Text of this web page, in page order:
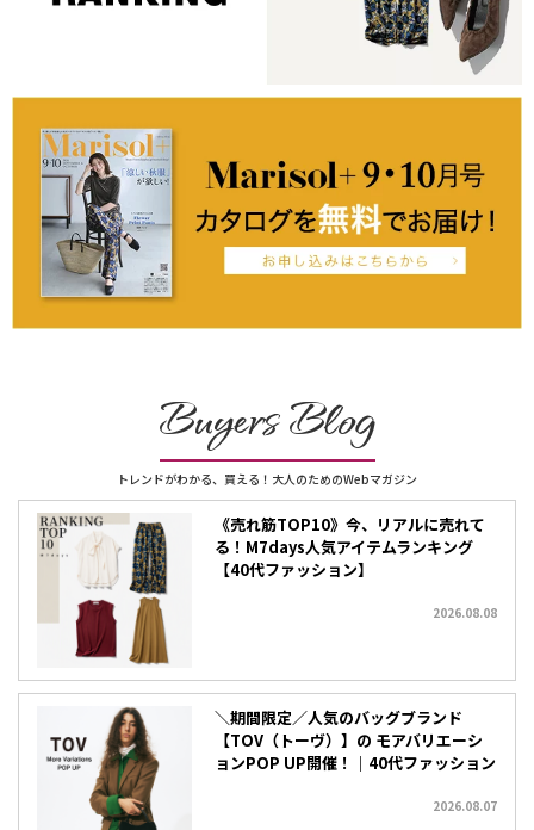
Buyers Blog
トレンドがわかる、買える！大人のためのWebマガジン
《売れ筋TOP10》今、リアルに売れて
る！M7days人気アイテムランキング
【40代ファッション】
2026.08.08
＼期間限定／人気のバッグブランド
【TOV（トーヴ）】の モアバリエーシ
ョンPOP UP開催！｜40代ファッション
2026.08.07